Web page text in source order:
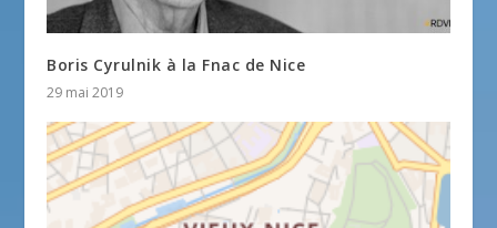
Boris Cyrulnik à la Fnac de Nice
29 mai 2019